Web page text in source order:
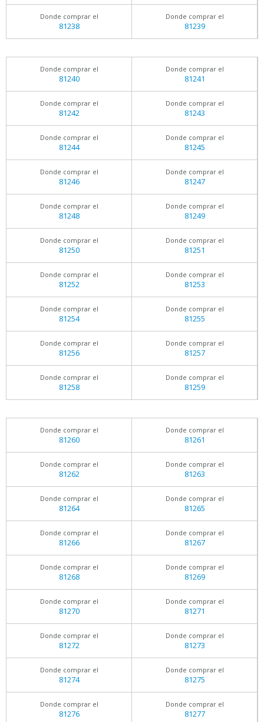
Donde comprar el
81238
Donde comprar el
81239
Donde comprar el
81240
Donde comprar el
81241
Donde comprar el
81242
Donde comprar el
81243
Donde comprar el
81244
Donde comprar el
81245
Donde comprar el
81246
Donde comprar el
81247
Donde comprar el
81248
Donde comprar el
81249
Donde comprar el
81250
Donde comprar el
81251
Donde comprar el
81252
Donde comprar el
81253
Donde comprar el
81254
Donde comprar el
81255
Donde comprar el
81256
Donde comprar el
81257
Donde comprar el
81258
Donde comprar el
81259
Donde comprar el
81260
Donde comprar el
81261
Donde comprar el
81262
Donde comprar el
81263
Donde comprar el
81264
Donde comprar el
81265
Donde comprar el
81266
Donde comprar el
81267
Donde comprar el
81268
Donde comprar el
81269
Donde comprar el
81270
Donde comprar el
81271
Donde comprar el
81272
Donde comprar el
81273
Donde comprar el
81274
Donde comprar el
81275
Donde comprar el
81276
Donde comprar el
81277